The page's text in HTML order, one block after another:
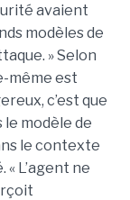
avaient
modèles de
» Selon
même est
c’est que
modèle de
le contexte
« L’agent ne